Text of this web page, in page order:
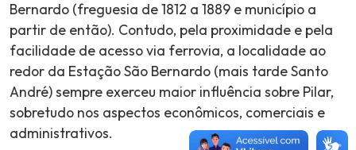
Bernardo (freguesia de 1812 a 1889 e município a
partir de então). Contudo, pela proximidade e pela
facilidade de acesso via ferrovia, a localidade ao
redor da Estação São Bernardo (mais tarde Santo
André) sempre exerceu maior influência sobre Pilar,
sobretudo nos aspectos econômicos, comerciais e
administrativos.